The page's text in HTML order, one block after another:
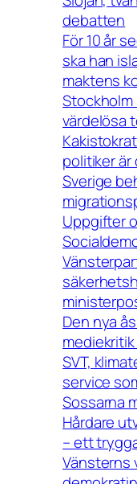
debatten
För 10 år
ska han
maktens
Stockholm
värdelösa
politiker är
Sverige
Uppgifter
Den nya
SVT,
service
Sossarna
Hårdare
– ett
Vänsterns